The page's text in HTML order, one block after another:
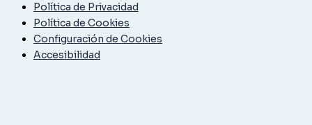
Política de Privacidad
Política de Cookies
Configuración de Cookies
Accesibilidad